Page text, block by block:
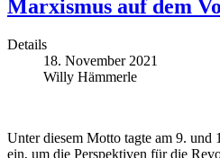
Marxismus auf dem
Details
18. November 2021
Willy Hämmerle
Unter diesem Motto tagte am 9.
ein, um die Perspektiven für die